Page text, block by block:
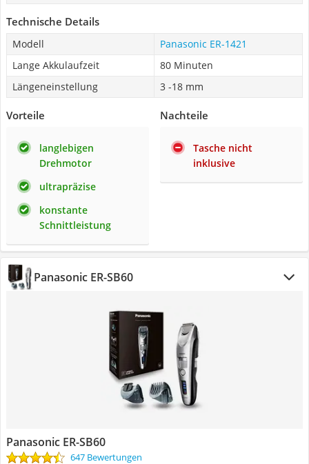
Technische Details
Modell
Panasonic ER-1421
Lange Akkulaufzeit
80 Minuten
Längeneinstellung
3 -18 mm
Vorteile
langlebigen
Drehmotor
ultrapräzise
konstante
Schnittleistung
Nachteile
Tasche nicht
inklusive
Panasonic ER-SB60
Panasonic ER-SB60
647 Bewertungen